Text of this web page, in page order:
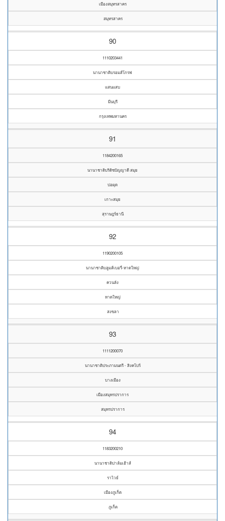
เมืองสมุทรสาคร
สมุทรสาคร
90
1110203441
นานาชาติบรอมส์โกรฟ
แสนแสบ
มีนบุรี
กรุงเทพมหานคร
91
1184200165
นานาชาติบริติชปัญญาดี สมุย
บ่อผุด
เกาะสมุย
สุราษฎร์ธานี
92
1190200105
นานาชาติบลูมส์เบอรี่-หาดใหญ่
ควนลัง
หาดใหญ่
สงขลา
93
1111200070
นานาชาติประภามนตรี - สิงคโปร์
บางเมือง
เมืองสมุทรปราการ
สมุทรปราการ
94
1183200210
นานาชาติปาล์มเฮ้าส์
ราไวย์
เมืองภูเก็ต
ภูเก็ต